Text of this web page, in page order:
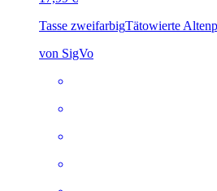
Tasse zweifarbigTätowierte
von SigVo